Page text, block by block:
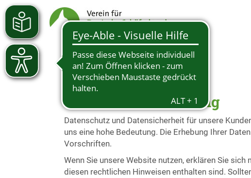
Datenschutzerklärung
Datenschutz und Datensicherheit für unsere
uns eine hohe Bedeutung. Die Erhebung Ihrer
Vorschriften.
Wenn Sie unsere Website nutzen, erklären Sie
diesen rechtlichen Hinweisen enthalten sind.